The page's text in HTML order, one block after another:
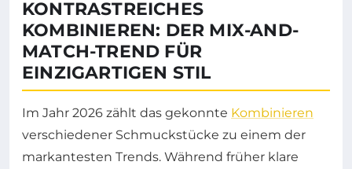
KONTRASTREICHES
KOMBINIEREN: DER MIX-AND-
MATCH-TREND FÜR
EINZIGARTIGEN STIL
Im Jahr 2026 zählt das gekonnte Kombinieren
verschiedener Schmuckstücke zu einem der
markantesten Trends. Während früher klare